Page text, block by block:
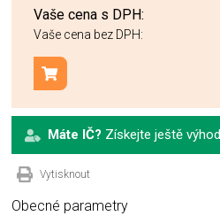
Vaše cena s DPH:
Vaše cena bez DPH:
Přidat do košíku
Máte IČ? Získejte ještě
Vytisknout
Obecné parametry